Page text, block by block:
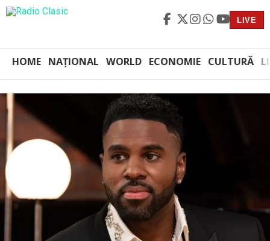
LIVE
HOME NAȚIONAL WORLD ECONOMIE CULTURĂ